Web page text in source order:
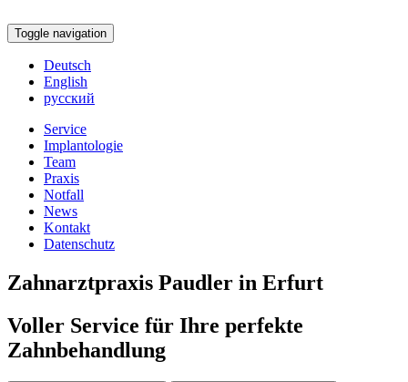
Toggle navigation
Deutsch
English
русский
Service
Implantologie
Team
Praxis
Notfall
News
Kontakt
Datenschutz
Zahnarztpraxis Paudler in Erfurt
Voller Service für Ihre perfekte
Zahnbehandlung